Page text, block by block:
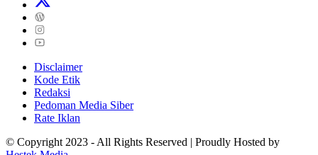
Disclaimer
Kode Etik
Redaksi
Pedoman Media Siber
Rate Iklan
© Copyright 2023 - All Rights Reserved | Proudly Hosted by